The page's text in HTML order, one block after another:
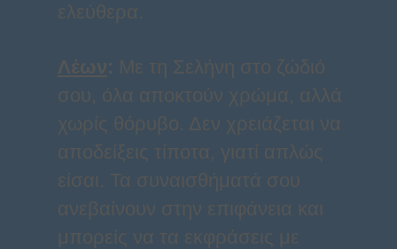
ελεύθερα.
Λέων: Με τη Σελήνη στο ζώδιό
σου, όλα αποκτούν χρώμα, αλλά
χωρίς θόρυβο. Δεν χρειάζεται να
αποδείξεις τίποτα, γιατί απλώς
είσαι. Τα συναισθήματά σου
ανεβαίνουν στην επιφάνεια και
μπορείς να τα εκφράσεις με